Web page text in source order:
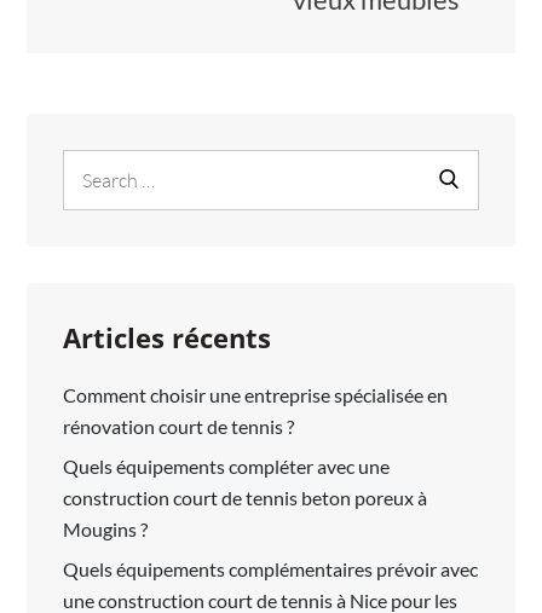
for:
Articles récents
Comment choisir une entreprise spécialisée en
rénovation court de tennis ?
Quels équipements compléter avec une
construction court de tennis beton poreux à
Mougins ?
Quels équipements complémentaires prévoir avec
une construction court de tennis à Nice pour les